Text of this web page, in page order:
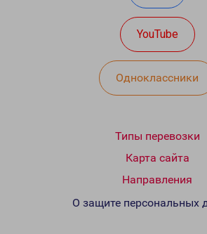
YouTube
Одноклассники
Типы перевозки
Карта сайта
Направления
О защите персональных